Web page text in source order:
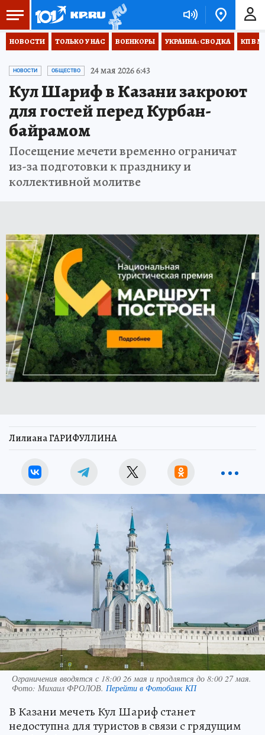
НОВОСТИ ТОЛЬКО У НАС ВОЕНКОРЫ УКРАИНА: СВОДКА КП В
НОВОСТИ ОБЩЕСТВО 24 мая 2026 6:43
Кул Шариф в Казани закроют
для гостей перед Курбан-
байрамом
Посещение мечети временно ограничат
из-за подготовки к празднику и
коллективной молитве
Лилиана ГАРИФУЛЛИНА
Ограничения вводятся с 18:00 26 мая и продлятся до 8:00 27 мая.
Фото: Михаил ФРОЛОВ. Перейти в Фотобанк КП
В Казани мечеть Кул Шариф станет
недоступна для туристов в связи с грядущим